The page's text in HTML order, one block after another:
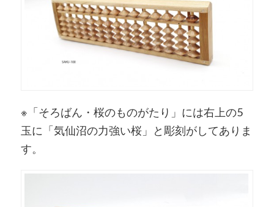
※「そろばん・桜のものがたり」には右上の5
玉に「気仙沼の力強い桜」と彫刻がしてありま
す。